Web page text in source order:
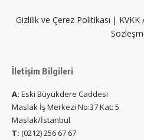
Gizlilik ve Çerez Politikası | KVKK
İletişim Bilgileri
A: Eski Büyükdere Caddesi
Maslak İş Merkezi No:37 Kat: 5
Maslak/İstanbul
T: (0212) 256 67 67